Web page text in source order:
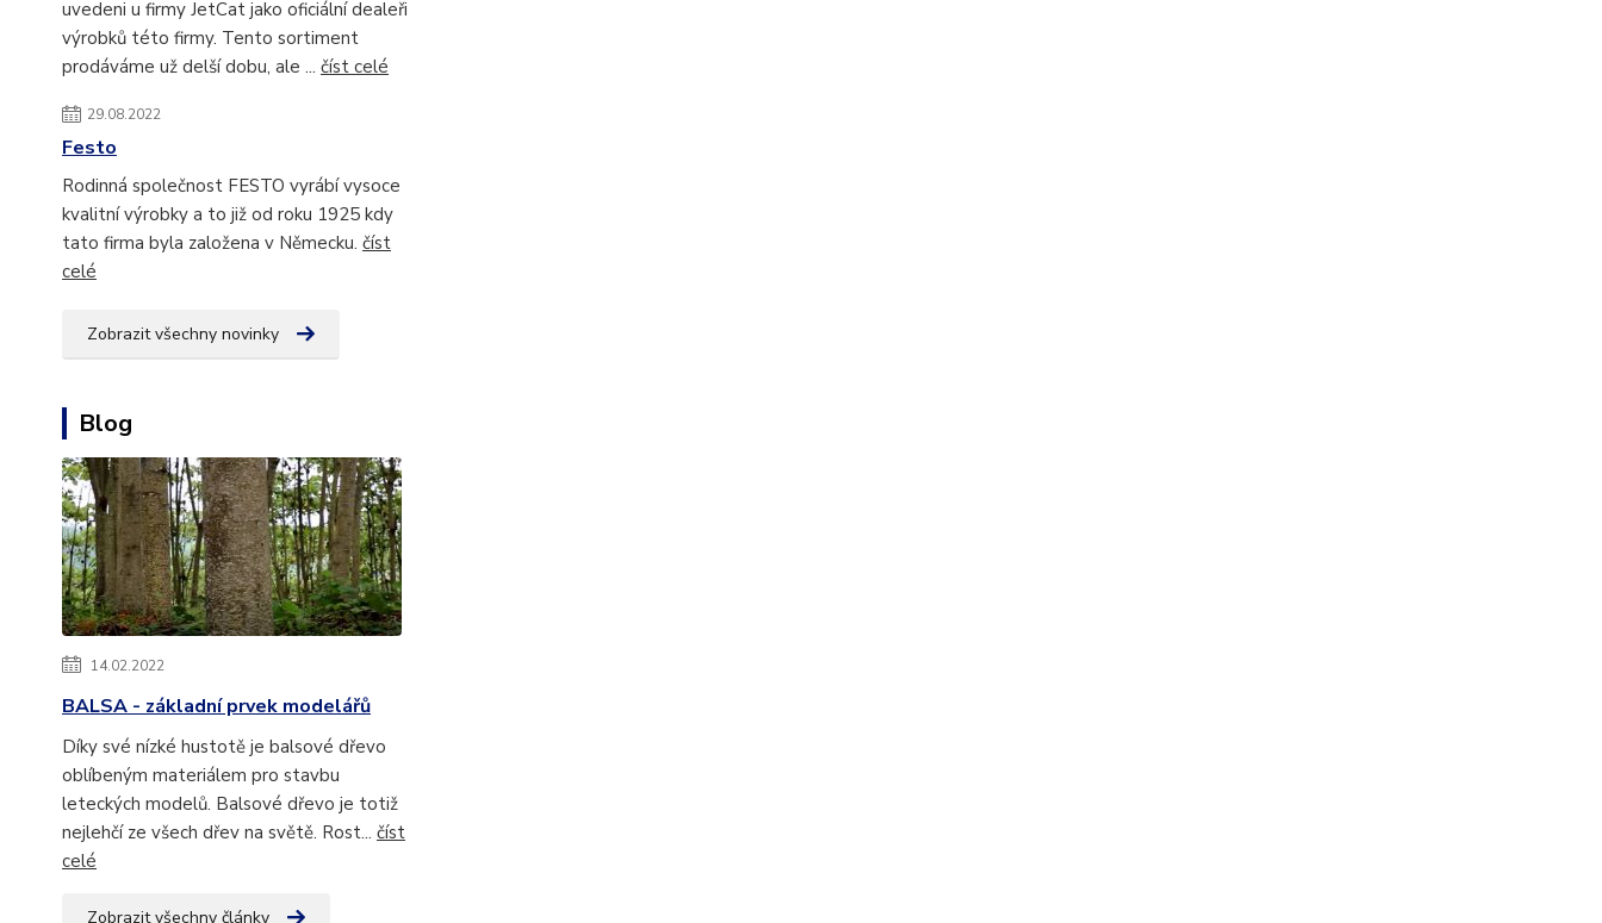
uvedeni u firmy JetCat jako oficiální dealeři
výrobků této firmy. Tento sortiment
prodáváme už delší dobu, ale ... číst celé
29.08.2022
Festo
Rodinná společnost FESTO vyrábí vysoce
kvalitní výrobky a to již od roku 1925 kdy
tato firma byla založena v Německu. číst
celé
Zobrazit všechny novinky
Blog
14.02.2022
BALSA - základní prvek modelářů
Díky své nízké hustotě je balsové dřevo
oblíbeným materiálem pro stavbu
leteckých modelů. Balsové dřevo je totiž
nejlehčí ze všech dřev na světě. Rost... číst
celé
Zobrazit všechny články